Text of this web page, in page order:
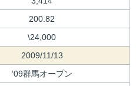
200.82
\24,000
2009/11/13
‘09群馬オープン